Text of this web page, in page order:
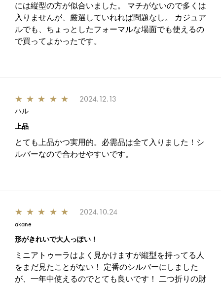
には縦型の方が似合いました。 マチがないので多くは
入りませんが、厳選していれれば問題なし。 カジュア
ルでも、ちょっとしたフォーマルな場面でも使えるの
で買ってよかったです。
★ ★ ★ ★ ★ 2024.12.13
ハル
上品
とても上品かつ実用的。必需品は全て入りました！シ
ルバーなので合わせやすいです。
★ ★ ★ ★ ★ 2024.10.24
akane
形がきれいで大人っぽい！
ミニアトゥーラはよく見かけますが縦型を持ってる人
をまだ見たことがない！ 定番のシルバーにしました
が、一年中使えるのでとても良いです！ 二つ折りの財